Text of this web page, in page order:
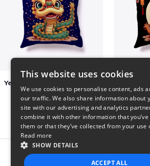
$29
Report this
This website uses cookies
We use cookies to personalise content, ads
our traffic. We also share information about
site with our advertising and analytics
combine it with other information that
them or that they’ve collected from your use
Read more
SHOW DETAILS
ACCEPT ALL